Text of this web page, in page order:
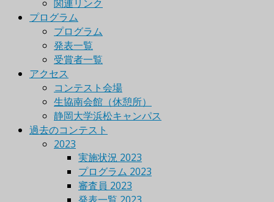
関連リンク
プログラム
プログラム
発表一覧
受賞者一覧
アクセス
コンテスト会場
生協南会館（休憩所）
静岡大学浜松キャンパス
過去のコンテスト
2023
実施状況 2023
プログラム 2023
審査員 2023